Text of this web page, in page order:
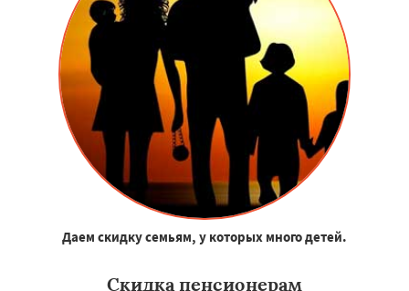
Даем скидку семьям, у которых много детей.
Скидка пенсионерам